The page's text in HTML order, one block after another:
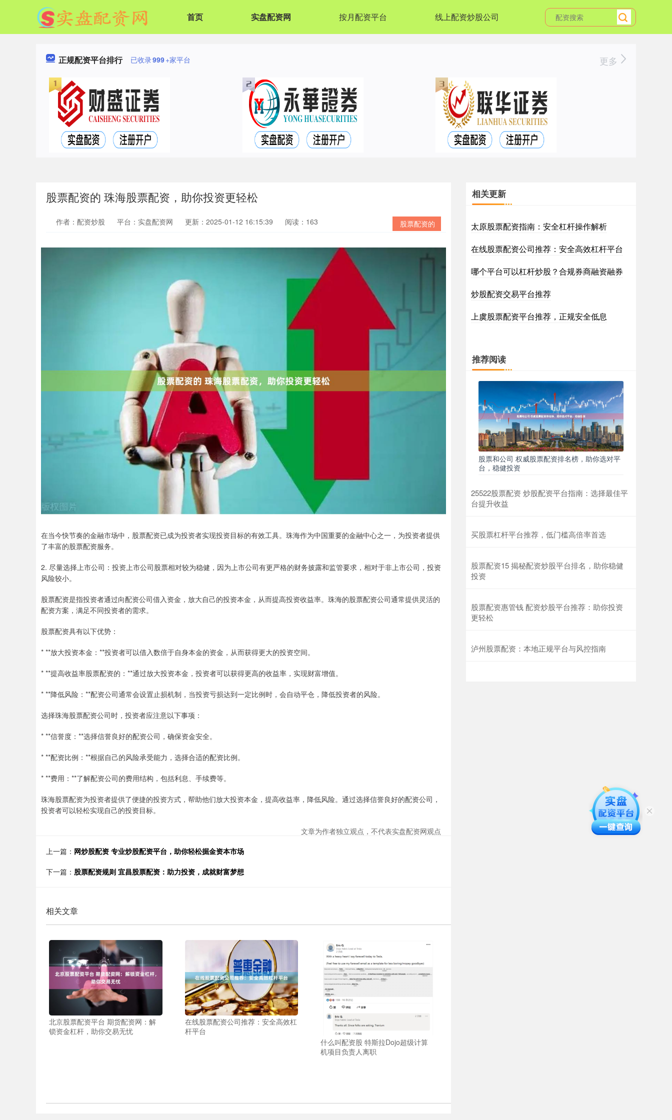
首页 实盘配资网 按月配资平台 线上配资炒股公司
正规配资平台排行 已收录999+家平台 更多
股票配资的 珠海股票配资，助你投资更轻松
股票配资的
作者：配资炒股 平台：实盘配资网 更新：2025-01-12 16:15:39 阅读：163
在当今快节奏的金融市场中，股票配资已成为投资者实现投资目标的有效工具。珠海作为中国重要的金融中心之一，为投资者提供
了丰富的股票配资服务。
2. 尽量选择上市公司：投资上市公司股票相对较为稳健，因为上市公司有更严格的财务披露和监管要求，相对于非上市公司，投资
风险较小。
股票配资是指投资者通过向配资公司借入资金，放大自己的投资本金，从而提高投资收益率。珠海的股票配资公司通常提供灵活的
配资方案，满足不同投资者的需求。
股票配资具有以下优势：
* **放大投资本金：**投资者可以借入数倍于自身本金的资金，从而获得更大的投资空间。
* **提高收益率股票配资的：**通过放大投资本金，投资者可以获得更高的收益率，实现财富增值。
* **降低风险：**配资公司通常会设置止损机制，当投资亏损达到一定比例时，会自动平仓，降低投资者的风险。
选择珠海股票配资公司时，投资者应注意以下事项：
* **信誉度：**选择信誉良好的配资公司，确保资金安全。
* **配资比例：**根据自己的风险承受能力，选择合适的配资比例。
* **费用：**了解配资公司的费用结构，包括利息、手续费等。
珠海股票配资为投资者提供了便捷的投资方式，帮助他们放大投资本金，提高收益率，降低风险。通过选择信誉良好的配资公司，
投资者可以轻松实现自己的投资目标。
文章为作者独立观点，不代表实盘配资网观点
上一篇： 网炒股配资 专业炒股配资平台，助你轻松掘金资本市场
下一篇： 股票配资规则 宜昌股票配资：助力投资，成就财富梦想
相关文章
北京股票配资平台 期货配资网：解
锁资金杠杆，助你交易无忧
在线股票配资公司推荐：安全高效杠
杆平台
什么叫配资股 特斯拉Dojo超级计算
机项目负责人离职
相关更新
太原股票配资指南：安全杠杆操作解析
在线股票配资公司推荐：安全高效杠杆平台
哪个平台可以杠杆炒股？合规券商融资融券
炒股配资交易平台推荐
上虞股票配资平台推荐，正规安全低息
推荐阅读
股票和公司 权威股票配资排名榜，助你选对平
台，稳健投资
25522股票配资 炒股配资平台指南：选择最佳平
台提升收益
买股票杠杆平台推荐，低门槛高倍率首选
股票配资15 揭秘配资炒股平台排名，助你稳健
投资
股票配资惠管钱 配资炒股平台推荐：助你投资
更轻松
泸州股票配资：本地正规平台与风控指南